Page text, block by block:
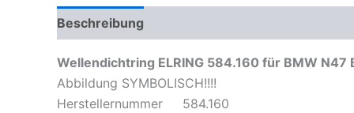
Beschreibung
Wellendichtring ELRING 584.160 für BMW
Abbildung SYMBOLISCH!!!!
Herstellernummer 584.160